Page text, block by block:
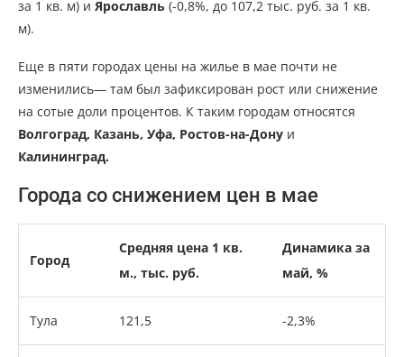
за 1 кв. м) и Ярославль (-0,8%, до 107,2 тыс. руб. за 1 кв.
м).
Еще в пяти городах цены на жилье в мае почти не
изменились— там был зафиксирован рост или снижение
на сотые доли процентов. К таким городам относятся
Волгоград, Казань, Уфа, Ростов-на-Дону и
Калининград.
Города со снижением цен в мае
Город
Средняя цена 1 кв.
м., тыс. руб.
Динамика за
май, %
Тула 121,5 -2,3%